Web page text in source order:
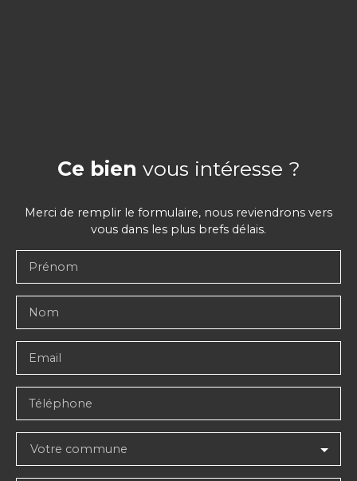
Ce bien vous intéresse ?
Merci de remplir le formulaire, nous reviendrons vers
vous dans les plus brefs délais.
Prénom
Nom
Email
Téléphone
Votre commune